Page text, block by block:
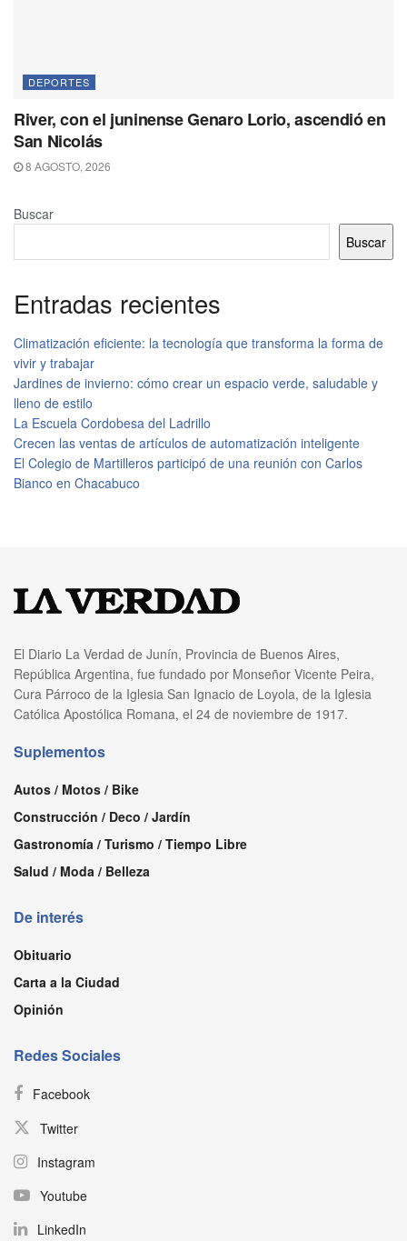
DEPORTES
River, con el juninense Genaro Lorio, ascendió en
San Nicolás
8 AGOSTO, 2026
Buscar
Buscar
Entradas recientes
Climatización eficiente: la tecnología que transforma la forma de
vivir y trabajar
Jardines de invierno: cómo crear un espacio verde, saludable y
lleno de estilo
La Escuela Cordobesa del Ladrillo
Crecen las ventas de artículos de automatización inteligente
El Colegio de Martilleros participó de una reunión con Carlos
Bianco en Chacabuco
El Diario La Verdad de Junín, Provincia de Buenos Aires,
República Argentina, fue fundado por Monseñor Vicente Peira,
Cura Párroco de la Iglesia San Ignacio de Loyola, de la Iglesia
Católica Apostólica Romana, el 24 de noviembre de 1917.
Suplementos
Autos / Motos / Bike
Construcción / Deco / Jardín
Gastronomía / Turismo / Tiempo Libre
Salud / Moda / Belleza
De interés
Obituario
Carta a la Ciudad
Opinión
Redes Sociales
Facebook
Twitter
Instagram
Youtube
LinkedIn